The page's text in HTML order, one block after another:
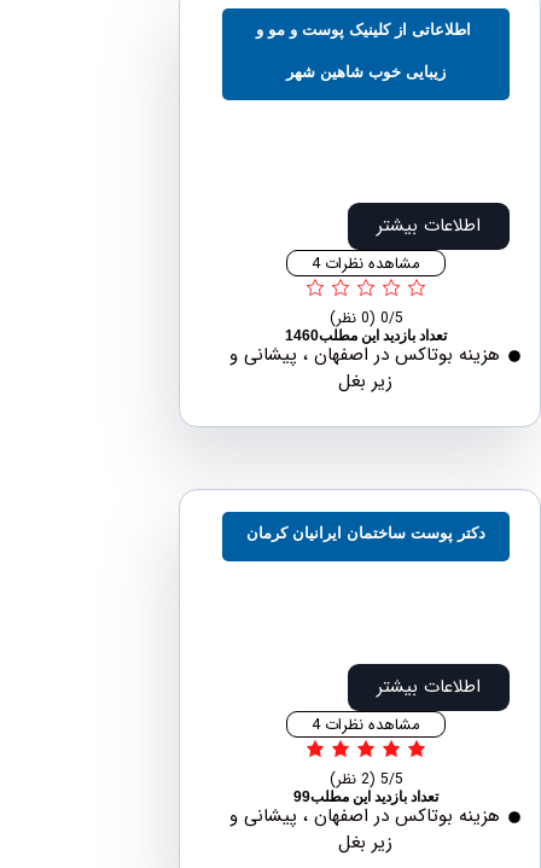
اطلاعاتی از کلینیک پوست و مو و
زیبایی خوب شاهین شهر
اطلاعات بیشتر
مشاهده نظرات 4
تعداد بازدید این مطلب1460
بوتاکس در اصفهان ، پیشانی و
پوست ساختمان ایرانیان کرمان
اطلاعات بیشتر
مشاهده نظرات 4
تعداد بازدید این مطلب99
بوتاکس در اصفهان ، پیشانی و